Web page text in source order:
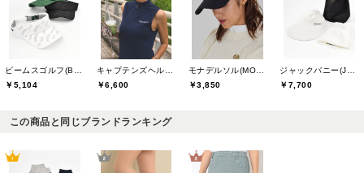
ビームスゴルフ(BEAMS GOLF)
￥5,104
キャプテンズヘルムゴルフ(Captains Helm Golf)
￥6,600
モナデルソル(MONA DELSOL)
￥3,850
ジャックバニー(Jack Bunny)
￥7,700
この商品と同じブランドランキング